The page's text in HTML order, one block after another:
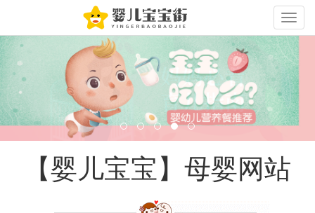
Toggle
【婴儿宝宝】母婴网站